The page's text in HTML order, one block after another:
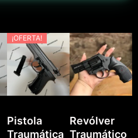
¡OFERTA!
Pistola
Traumática
Revólver
Traumático